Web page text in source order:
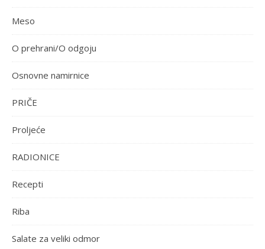
Meso
O prehrani/O odgoju
Osnovne namirnice
PRIČE
Proljeće
RADIONICE
Recepti
Riba
Salate za veliki odmor